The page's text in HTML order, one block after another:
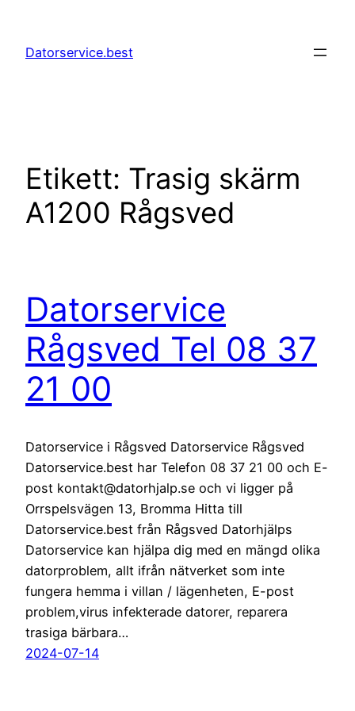
innehåll
Datorservice.best
Etikett: Trasig skärm
A1200 Rågsved
Datorservice
Rågsved Tel 08 37
21 00
Datorservice i Rågsved Datorservice Rågsved
Datorservice.best har Telefon 08 37 21 00 och E-
post kontakt@datorhjalp.se och vi ligger på
Orrspelsvägen 13, Bromma Hitta till
Datorservice.best från Rågsved Datorhjälps
Datorservice kan hjälpa dig med en mängd olika
datorproblem, allt ifrån nätverket som inte
fungera hemma i villan / lägenheten, E-post
problem,virus infekterade datorer, reparera
trasiga bärbara…
2024-07-14